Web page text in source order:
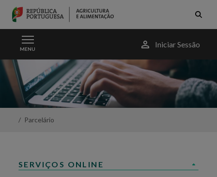
Skip to Main Content
MENU
MenuIniciar Sessão
ISIP
Publico
Portal
Parcelário
SERVIÇOS ONLINE